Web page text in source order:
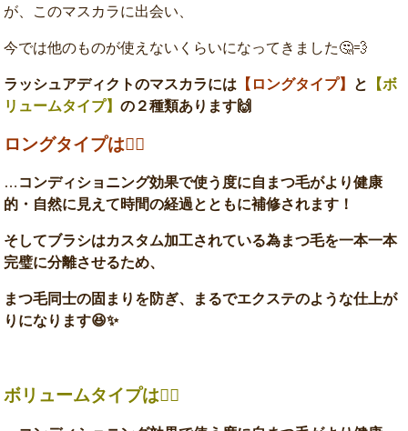
が、このマスカラに出会い、
今では他のものが使えないくらいになってきました🤔💨
ラッシュアディクトのマスカラには 【ロングタイプ】 と
【ボ
リュームタイプ】の２種類あります🙌
ロングタイプは☝🏻
… コンディショニング効果で使う度に自まつ毛がより健康
的・自然に見えて時間の経過とともに補修されます！
そしてブラシはカスタム加工されている為まつ毛を一本一本
完璧に分離させるため、
まつ毛同士の固まりを防ぎ、まるでエクステのような仕上が
りになります😆✨
ボリュームタイプは☝🏻